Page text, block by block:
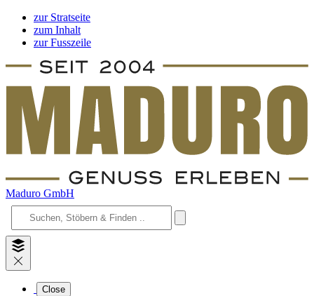
zur Stratseite
zum Inhalt
zur Fusszeile
Maduro GmbH
Close